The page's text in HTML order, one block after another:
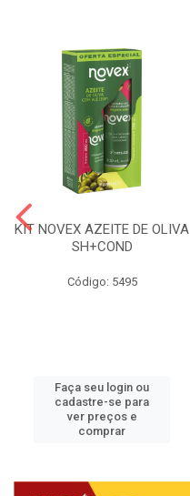
KIT NOVEX AZEITE DE OLIVA
SH+COND
Código: 5495
Faça seu login ou
cadastre-se para
ver preços e
comprar